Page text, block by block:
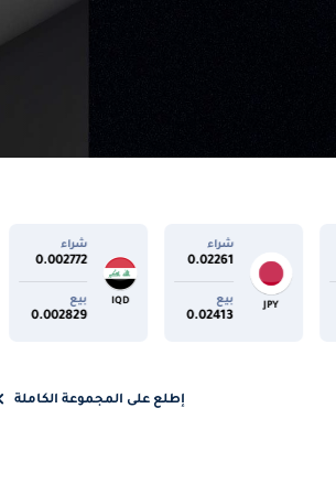
0.02261
IQD
0.002772
USD
إطلع على المجموعة الكاملة